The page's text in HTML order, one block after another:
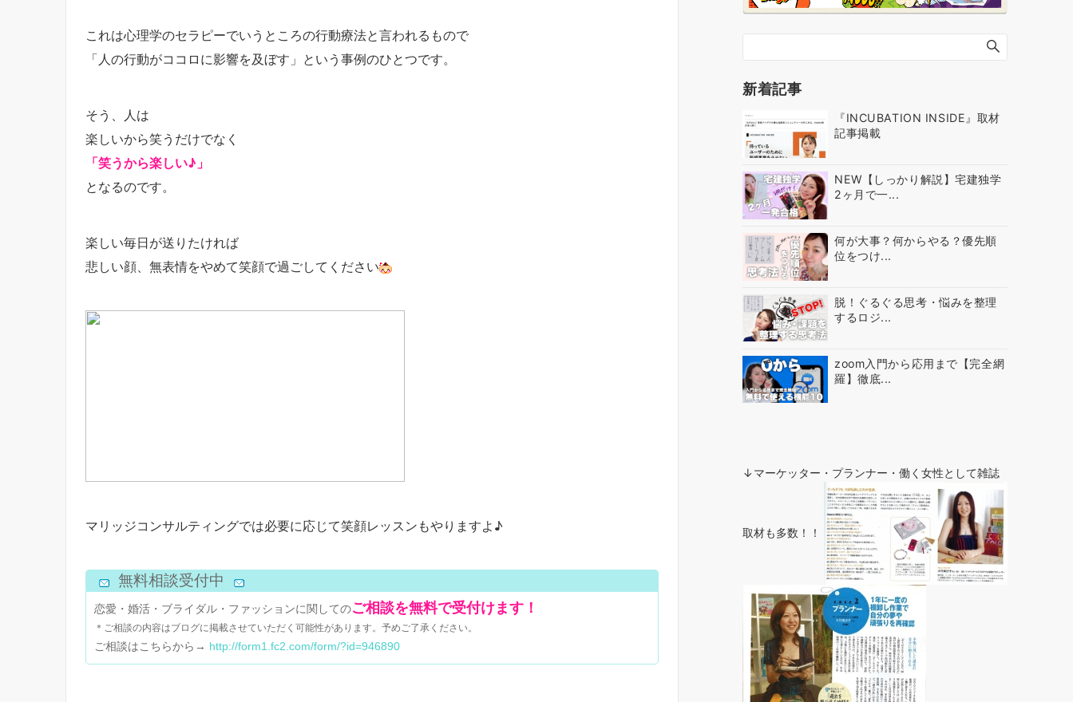
これは心理学のセラピーでいうところの行動療法と言われるもので
「人の行動がココロに影響を及ぼす」という事例のひとつです。
そう、人は
楽しいから笑うだけでなく
「笑うから楽しい♪」
となるのです。
楽しい毎日が送りたければ
悲しい顔、無表情をやめて笑顔で過ごしてください
マリッジコンサルティングでは必要に応じて笑顔レッスンもやりますよ♪
無料相談受付中
恋愛・婚活・ブライダル・ファッションに関してのご相談を無料で受付けます！
＊ご相談の内容はブログに掲載させていただく可能性があります。予めご了承ください。
ご相談はこちらから→ http://form1.fc2.com/form/?id=946890
新着記事
『INCUBATION INSIDE』取材
記事掲載
NEW【しっかり解説】宅建独学
2ヶ月で一...
何が大事？何からやる？優先順
位をつけ...
脱！ぐるぐる思考・悩みを整理
するロジ...
zoom入門から応用まで【完全網
羅】徹底...
↓マーケッター・プランナー・働く女性として雑誌
取材も多数！！